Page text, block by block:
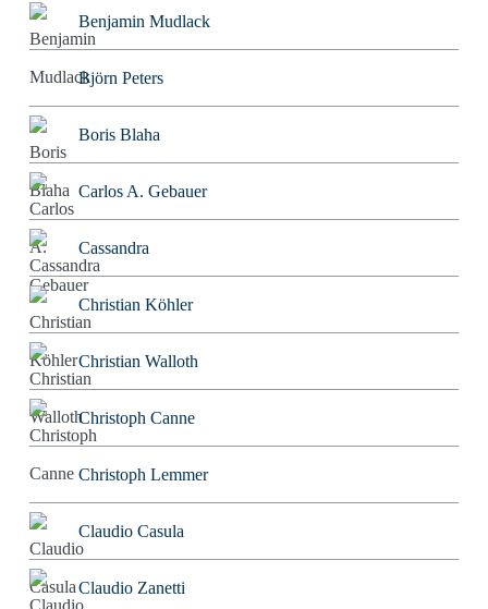
Benjamin Mudlack
Björn Peters
Boris Blaha
Carlos A. Gebauer
Cassandra
Christian Köhler
Christian Walloth
Christoph Canne
Christoph Lemmer
Claudio Casula
Claudio Zanetti